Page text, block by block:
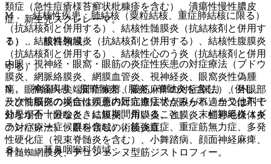
類症（急性痘瘡様苔癬状粃糠疹を含む）、潰瘍性慢性膿皮
症、新生児スクレレーマ。
７）． 眼科領域：
内眼・視神経・眼窩・眼筋の炎症性疾患の対症療法（ブドウ
膜炎、網脈絡膜炎、網膜血管炎、視神経炎、眼窩炎性偽腫
瘍、眼窩漏斗尖端部症候群、眼筋麻痺の対症療法）、外眼部
及び前眼部の炎症性疾患の対症療法で点眼が不適当又は不十
分な場合（眼瞼炎、結膜炎、角膜炎、強膜炎、虹彩毛様体炎
の対症療法）、眼科領域の術後炎症。
８）． 耳鼻咽喉科領域：
M． 結核性疾患：肺結核（粟粒結核、重症肺結核に限る）
（抗結核剤と併用する）、結核性髄膜炎（抗結核剤と併用す
る）、結核性胸膜炎（抗結核剤と併用する）、結核性腹膜炎
（抗結核剤と併用する）、結核性心のう炎（抗結核剤と併用
する）。
N． 神経疾患：脳脊髄炎（脳炎、脊髄炎を含む）（但し、
一次性脳炎の場合は頭蓋内圧亢進症状がみられ、かつ他剤で
効果が不十分なときに短期間用いること）、末梢神経炎（ギ
ランバレー症候群を含む）、筋強直症、重症筋無力症、多発
性硬化症（視束脊髄炎を含む）、小舞踏病、顔面神経麻痺、
脊髄蜘網膜炎、デュシェンヌ型筋ジストロフィー。